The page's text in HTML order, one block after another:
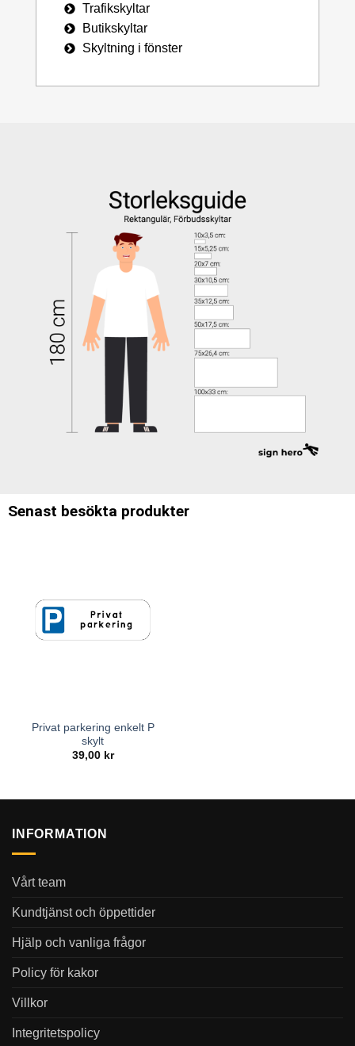
Trafikskyltar
Butikskyltar
Skyltning i fönster
Senast besökta produkter
Privat parkering enkelt P
skylt
39,00 kr
INFORMATION
Vårt team
Kundtjänst och öppettider
Hjälp och vanliga frågor
Policy för kakor
Villkor
Integritetspolicy